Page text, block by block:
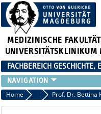
MEDIZINISCHE FAKULTÄT
FACHBEREICH
UNSER TEAM
LEHRE
Home Unser Team
Prof. Dr. Bettina